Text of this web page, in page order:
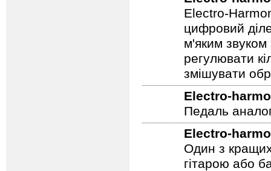
Electro-
Electro-
цифровий
м'яким
регулювати
змішувати
Electro-
Педаль
Electro-
Один з